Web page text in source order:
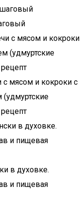
с мясом и кокроки с
в духовке.
и пищевая